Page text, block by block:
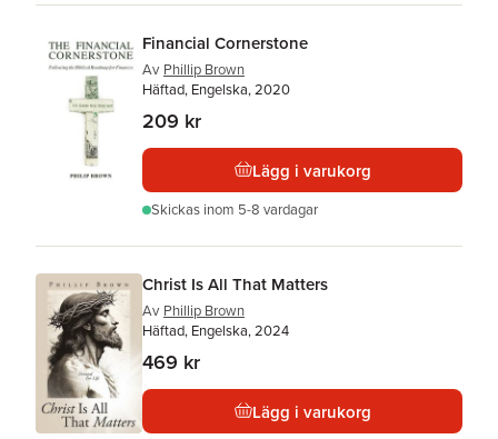
Financial Cornerstone
Av Phillip Brown
Häftad, Engelska, 2020
209 kr
Lägg i varukorg
Skickas inom 5-8 vardagar
Christ Is All That Matters
Av Phillip Brown
Häftad, Engelska, 2024
469 kr
Lägg i varukorg